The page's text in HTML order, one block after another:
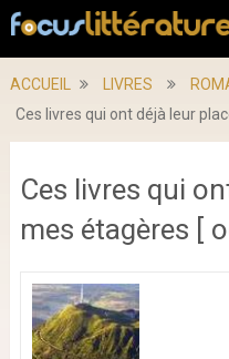
ACCUEIL LIVRES
Ces livres qui ont déjà leur
Ces livres qui
mes étagères [